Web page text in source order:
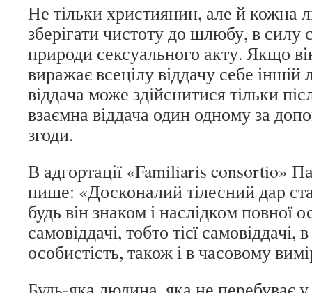
Не тільки християнин, але й кожна
зберігати чистоту до шлюбу, в силу
природи сексуального акту. Якщо
виражає всецілу віддачу себе іншій
віддача може здійснитися тільки
взаємна віддача один одному за
згоди.
В адгортації «Familiaris consortio»
пише: «Досконалий тілесний дар
будь він знаком і наслідком повної
самовіддачі, тобто тієї самовіддачі,
особистість, також і в часовому